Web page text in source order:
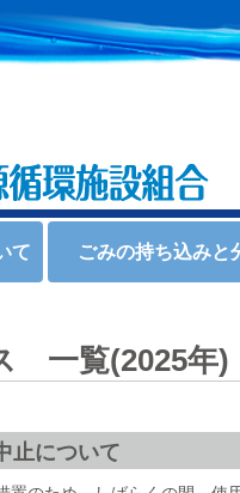
て ごみの持ち込みと
一覧(2025年)
止について